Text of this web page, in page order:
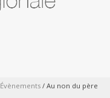
Évènements / Au non du père